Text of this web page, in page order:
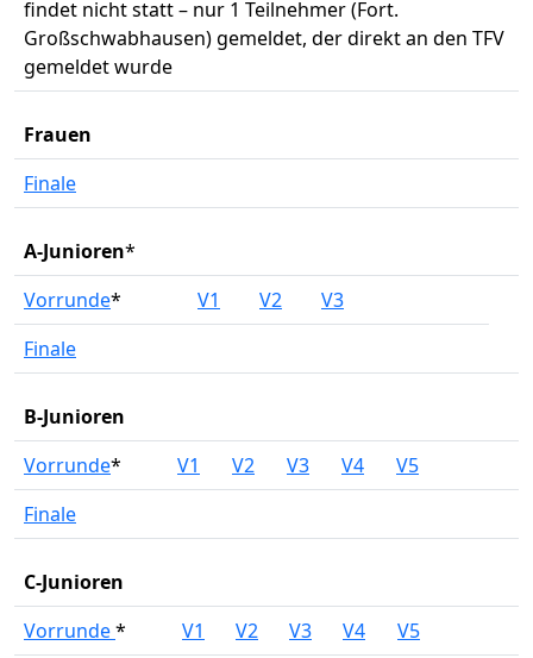
findet nicht statt – nur 1 Teilnehmer (Fort.
Großschwabhausen) gemeldet, der direkt an den TFV
gemeldet wurde
Frauen
Finale
A-Junioren*
Vorrunde* V1 V2
V3
Finale
B-Junioren
Vorrunde* V1 V2 V3 V4
V5
Finale
C-Junioren
Vorrunde* V1 V2 V3 V4
V5